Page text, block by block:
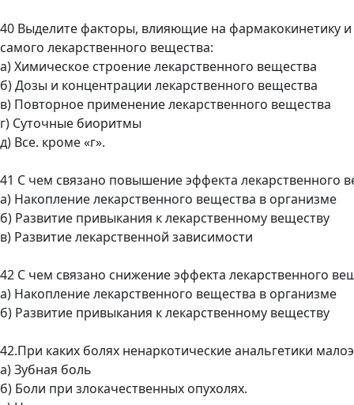
40 Выделите факторы, влияющие на фармакокинетику
самого лекарственного вещества:
а) Химическое строение лекарственного вещества
б) Дозы и концентрации лекарственного вещества
в) Повторное применение лекарственного вещества
г) Суточные биоритмы
д) Все. кроме «г».
41 С чем связано повышение эффекта лекарственного
а) Накопление лекарственного вещества в организме
б) Развитие привыкания к лекарственному веществу
в) Развитие лекарственной зависимости
42 С чем связано снижение эффекта лекарственного
а) Накопление лекарственного вещества в организме
б) Развитие привыкания к лекарственному веществу
42.При каких болях ненаркотические анальгетики
а) Зубная боль
б) Боли при злокачественных опухолях.